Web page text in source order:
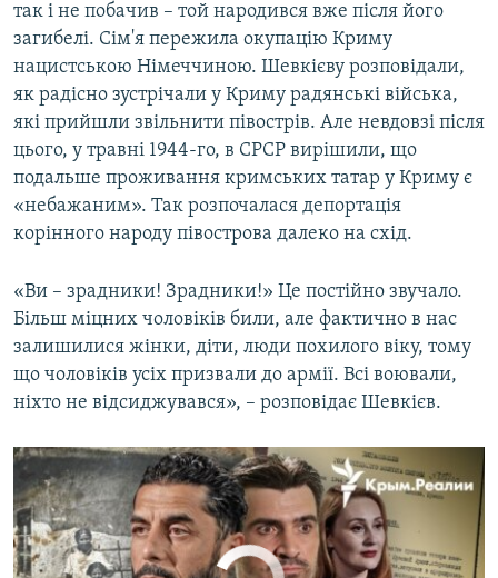
так і не побачив – той народився вже після його
загибелі. Сім'я пережила окупацію Криму
нацистською Німеччиною. Шевкієву розповідали,
як радісно зустрічали у Криму радянські війська,
які прийшли звільнити півострів. Але невдовзі після
цього, у травні 1944-го, в СРСР вирішили, що
подальше проживання кримських татар у Криму є
«небажаним». Так розпочалася депортація
корінного народу півострова далеко на схід.
«Ви – зрадники! Зрадники!» Це постійно звучало.
Більш міцних чоловіків били, але фактично в нас
залишилися жінки, діти, люди похилого віку, тому
що чоловіків усіх призвали до армії. Всі воювали,
ніхто не відсиджувався», – розповідає Шевкієв.
EMBED
Онуки депортованих: як трагедія змінила життя цілих поколінь (відео)
by Крим.Реалії
No media source currently available